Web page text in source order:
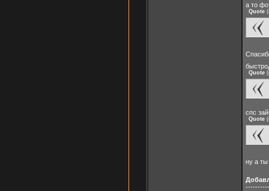
а то
Quote (
Quote (
спс
Quote (
ну а